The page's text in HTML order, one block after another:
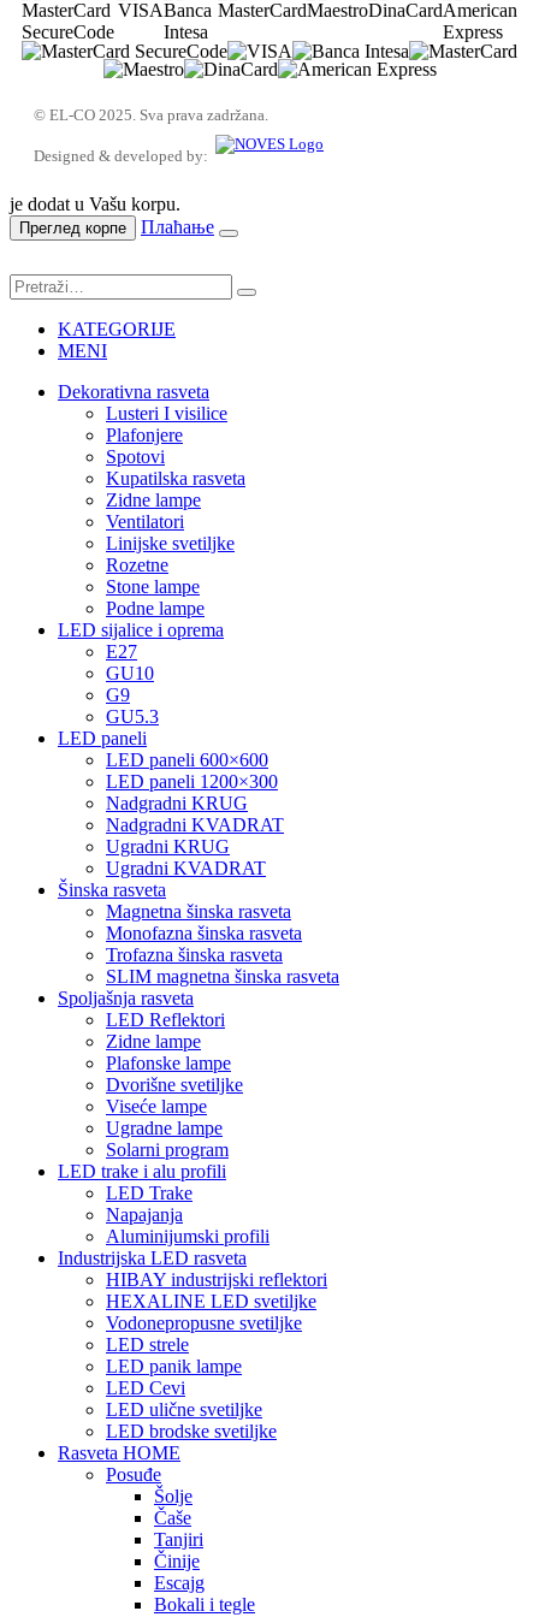
© EL-CO 2025. Sva prava zadržana.
Designed & developed by:
je dodat u Vašu korpu.
Преглед корпе Плаћање
KATEGORIJE
MENI
Dekorativna rasveta
Lusteri I visilice
Plafonjere
Spotovi
Kupatilska rasveta
Zidne lampe
Ventilatori
Linijske svetiljke
Rozetne
Stone lampe
Podne lampe
LED sijalice i oprema
E27
GU10
G9
GU5.3
LED paneli
LED paneli 600×600
LED paneli 1200×300
Nadgradni KRUG
Nadgradni KVADRAT
Ugradni KRUG
Ugradni KVADRAT
Šinska rasveta
Magnetna šinska rasveta
Monofazna šinska rasveta
Trofazna šinska rasveta
SLIM magnetna šinska rasveta
Spoljašnja rasveta
LED Reflektori
Zidne lampe
Plafonske lampe
Dvorišne svetiljke
Viseće lampe
Ugradne lampe
Solarni program
LED trake i alu profili
LED Trake
Napajanja
Aluminijumski profili
Industrijska LED rasveta
HIBAY industrijski reflektori
HEXALINE LED svetiljke
Vodonepropusne svetiljke
LED strele
LED panik lampe
LED Cevi
LED ulične svetiljke
LED brodske svetiljke
Rasveta HOME
Posuđe
Šolje
Čaše
Tanjiri
Činije
Escajg
Bokali i tegle